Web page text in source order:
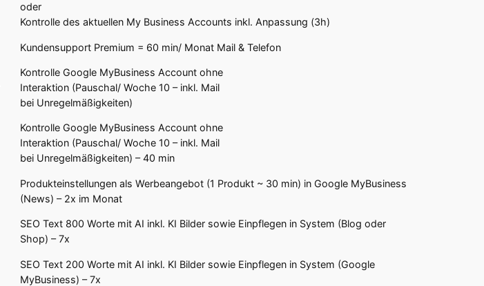
oder
Kontrolle des aktuellen My Business Accounts inkl. Anpassung (3h)
Kundensupport Premium = 60 min/ Monat Mail & Telefon
Kontrolle Google MyBusiness Account ohne
Interaktion (Pauschal/ Woche 10 – inkl. Mail
bei Unregelmäßigkeiten)
Kontrolle Google MyBusiness Account ohne
Interaktion (Pauschal/ Woche 10 – inkl. Mail
bei Unregelmäßigkeiten) – 40 min
Produkteinstellungen als Werbeangebot (1 Produkt ~ 30 min) in Google MyBusiness
(News) – 2x im Monat
SEO Text 800 Worte mit AI inkl. KI Bilder sowie Einpflegen in System (Blog oder
Shop) – 7x
SEO Text 200 Worte mit AI inkl. KI Bilder sowie Einpflegen in System (Google
MyBusiness) – 7x